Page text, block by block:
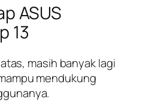
ASUS
13
masih banyak lagi
mendukung